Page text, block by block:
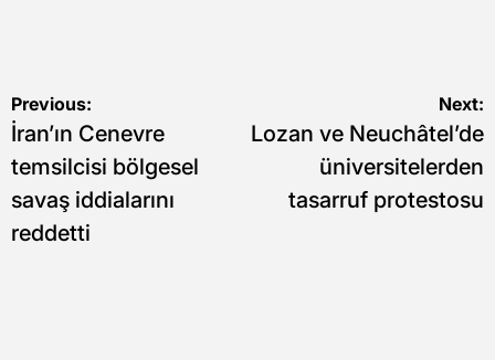
Yazı
gezinmesi
Previous:
İran’ın Cenevre
temsilcisi bölgesel
savaş iddialarını
reddetti
Next:
Lozan ve Neuchâtel’de
üniversitelerden
tasarruf protestosu